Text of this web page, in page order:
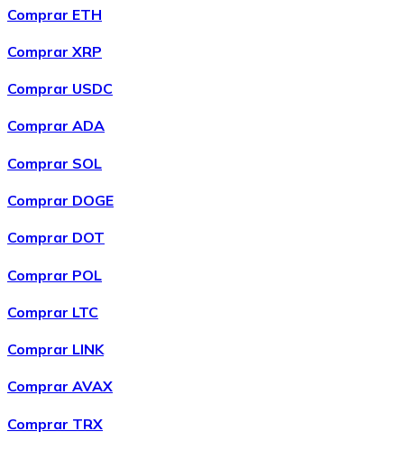
ComprarChainlink
LINK
ComprarWrapped Bitcoin
Comprar ETH
Comprar XRP
Comprar USDC
Comprar ADA
Comprar SOL
Comprar DOGE
Comprar DOT
Comprar POL
Comprar LTC
Comprar LINK
Comprar AVAX
Comprar TRX